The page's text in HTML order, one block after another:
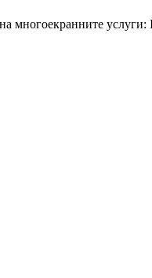
многоекранните